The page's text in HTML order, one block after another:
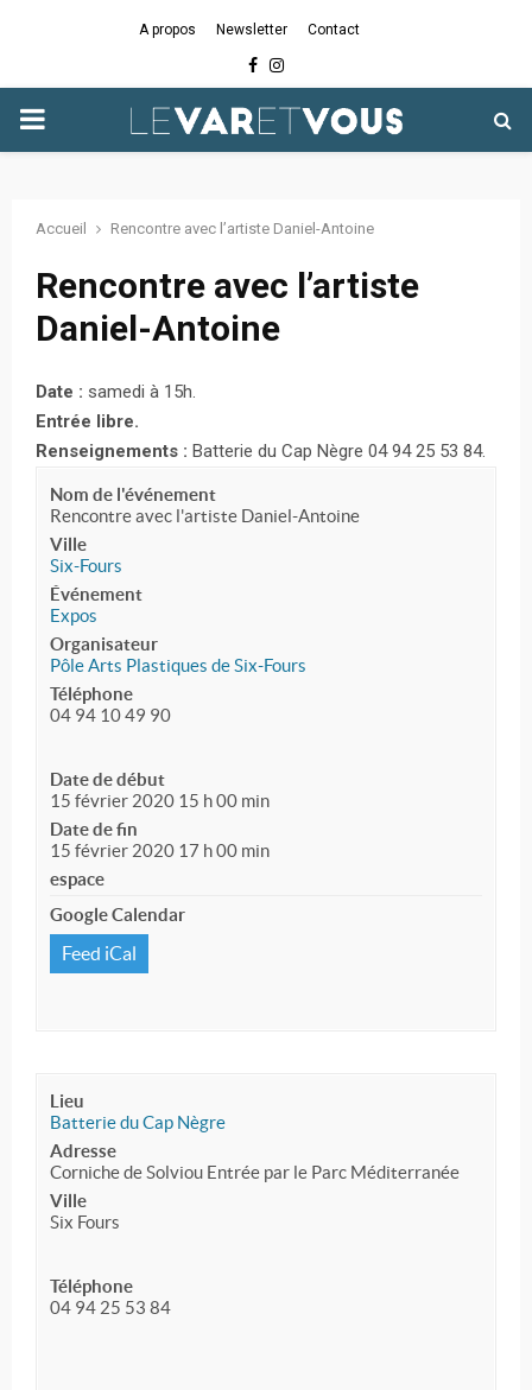
A propos Newsletter Contact
Facebook
Instagram
PRIMARY
Accueil Rencontre avec l’artiste Daniel-Antoine
Rencontre avec l’artiste
Daniel-Antoine
Date : samedi à 15h.
Entrée libre.
Renseignements : Batterie du Cap Nègre 04 94 25 53 84.
Nom de l'événement
Rencontre avec l'artiste Daniel-Antoine
Ville
Six-Fours
Événement
Expos
Organisateur
Pôle Arts Plastiques de Six-Fours
Téléphone
04 94 10 49 90
Date de début
15 février 2020 15 h 00 min
Date de fin
15 février 2020 17 h 00 min
espace
Google Calendar
Feed iCal
Lieu
Batterie du Cap Nègre
Adresse
Corniche de Solviou Entrée par le Parc Méditerranée
Ville
Six Fours
Téléphone
04 94 25 53 84